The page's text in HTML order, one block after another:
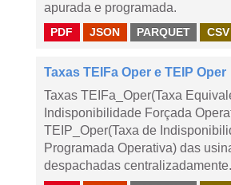
apurada e programada.
PDF JSON PARQUET CSV
Taxas TEIFa Oper e TEIP Oper
Taxas TEIFa_Oper(Taxa
Indisponibilidade Forçada
TEIP_Oper(Taxa de
Programada Operativa) das
despachadas